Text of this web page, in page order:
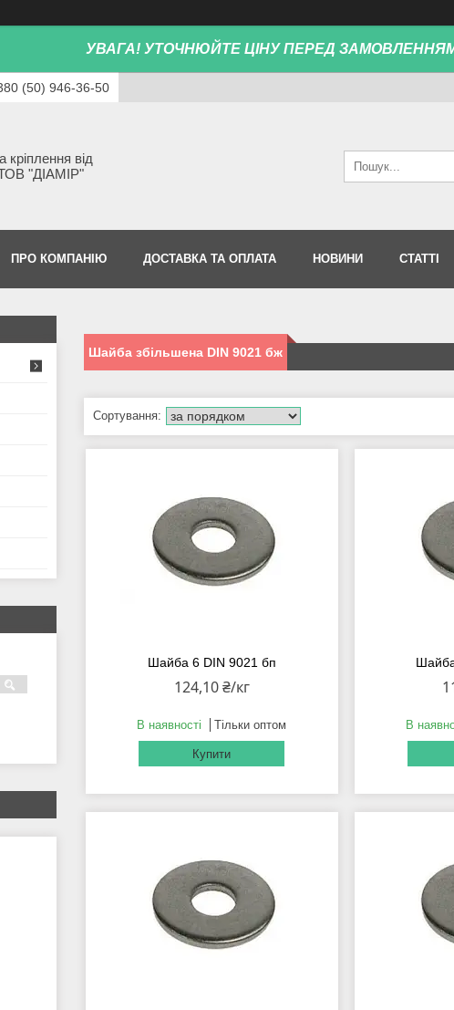
УВАГА! УТОЧНЮЙТЕ ЦІНУ ПЕРЕД
(50) 946-36-50
кріплення від
ТОВ "ДІАМІР"
ПРО КОМПАНІЮ ДОСТАВКА ТА ОПЛАТА НОВИНИ СТАТТІ
Шайба збільшена DIN 9021 бж
Шайба 6 DIN 9021 бп
124,10 ₴/кг
В наявності Тільки оптом
Купити
В